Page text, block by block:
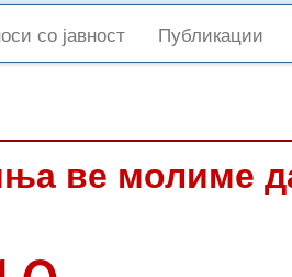
со јавност Публикации
ве молиме